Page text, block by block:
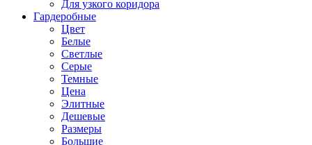
Для узкого коридора
Гардеробные
Цвет
Белые
Светлые
Серые
Темные
Цена
Элитные
Дешевые
Размеры
Большие